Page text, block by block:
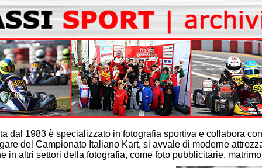
dal 1983 è specializzato in fotografia sportiva e collabora
del Campionato Italiano Kart, si avvale di moderne
in altri settori della fotografia, come foto pubblicitarie,
€. 50,00
€. 20,00
€. 40,00
€.
€. 40,00
€.
€. 40,00
€. 32,00
€. 30,00
€. 25,00
€. 45,00